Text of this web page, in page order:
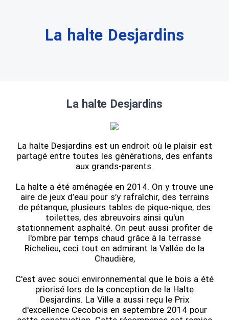
La halte Desjardins
La halte Desjardins
La halte Desjardins est un endroit où le plaisir est
partagé entre toutes les générations, des enfants
aux grands-parents.
La halte a été aménagée en 2014. On y trouve une
aire de jeux d’eau pour s’y rafraîchir, des terrains
de pétanque, plusieurs tables de pique-nique, des
toilettes, des abreuvoirs ainsi qu'un
stationnement asphalté. On peut aussi profiter de
l'ombre par temps chaud grâce à la terrasse
Richelieu, ceci tout en admirant la Vallée de la
Chaudière,
C'est avec souci environnemental que le bois a été
priorisé lors de la conception de la Halte
Desjardins. La Ville a aussi reçu le Prix
d'excellence Cecobois en septembre 2014 pour